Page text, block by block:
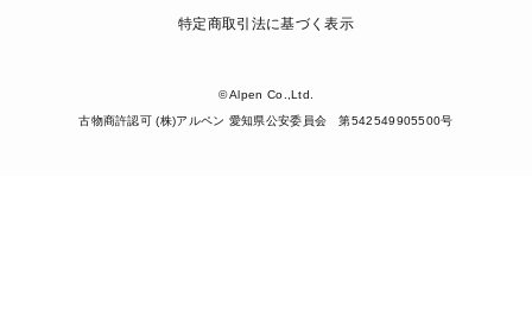
特定商取引法に基づく表示
© Alpen Co.,Ltd.
古物商許認可 (株)アルペン 愛知県公安委員会 第542549905500号